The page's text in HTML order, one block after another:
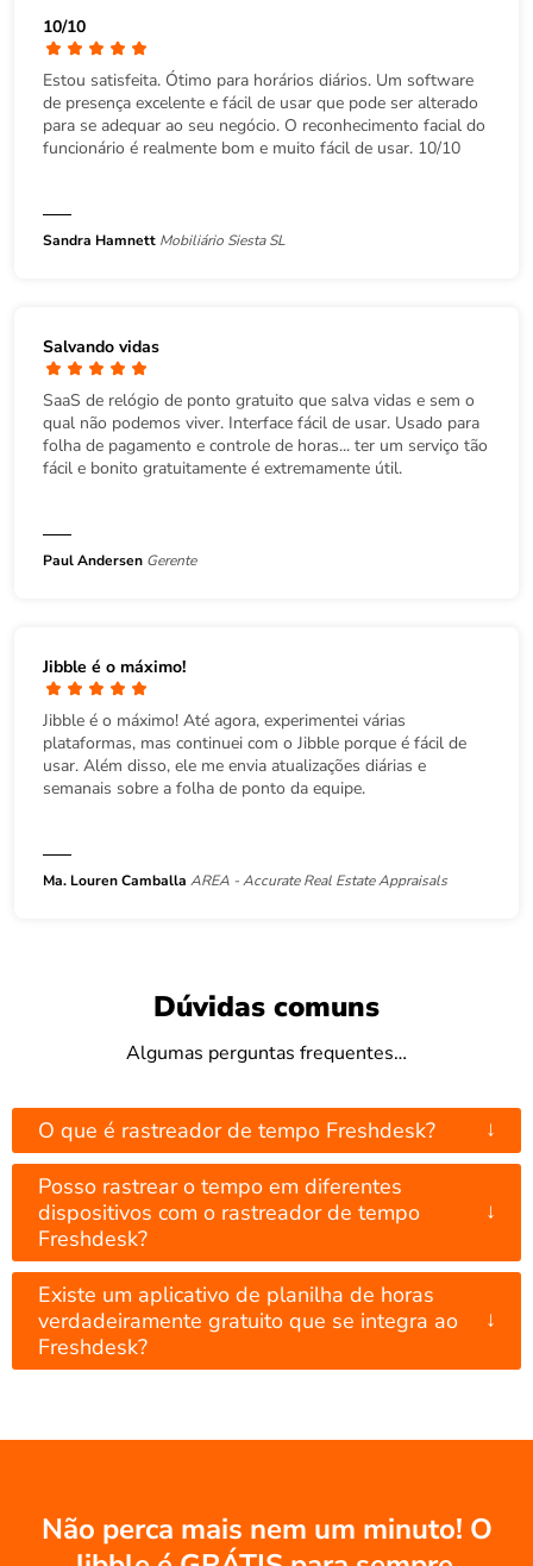
10/10
Estou satisfeita. Ótimo para horários diários. Um software
de presença excelente e fácil de usar que pode ser alterado
para se adequar ao seu negócio. O reconhecimento facial do
funcionário é realmente bom e muito fácil de usar. 10/10
Sandra Hamnett Mobiliário Siesta SL
Salvando vidas
SaaS de relógio de ponto gratuito que salva vidas e sem o
qual não podemos viver. Interface fácil de usar. Usado para
folha de pagamento e controle de horas... ter um serviço tão
fácil e bonito gratuitamente é extremamente útil.
Paul Andersen Gerente
Jibble é o máximo!
Jibble é o máximo! Até agora, experimentei várias
plataformas, mas continuei com o Jibble porque é fácil de
usar. Além disso, ele me envia atualizações diárias e
semanais sobre a folha de ponto da equipe.
Ma. Louren Camballa AREA - Accurate Real Estate Appraisals
Dúvidas comuns
Algumas perguntas frequentes…
O que é rastreador de tempo Freshdesk? ↓
Posso rastrear o tempo em diferentes
dispositivos com o rastreador de tempo
Freshdesk?
↓
Existe um aplicativo de planilha de horas
verdadeiramente gratuito que se integra ao
Freshdesk?
↓
Não perca mais nem um minuto! O